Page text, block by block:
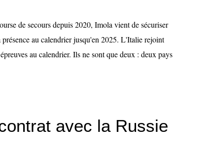
de secours depuis 2020, Imola vient de sécuriser
présence au calendrier jusqu'en 2025. L'Italie rejoint
au calendrier. Ils ne sont que deux : deux pays
avec la Russie